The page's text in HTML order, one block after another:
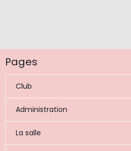
Pages
Club
Administration
La salle